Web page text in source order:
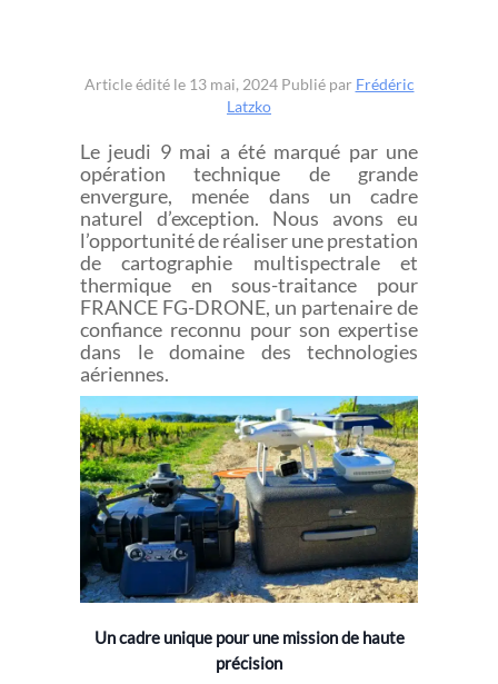
Article édité le 13 mai, 2024 Publié par Frédéric
Latzko
Le jeudi 9 mai a été marqué par une
opération technique de grande
envergure, menée dans un cadre
naturel d’exception. Nous avons eu
l’opportunité de réaliser une prestation
de cartographie multispectrale et
thermique en sous-traitance pour
FRANCE FG-DRONE, un partenaire de
confiance reconnu pour son expertise
dans le domaine des technologies
aériennes.
Un cadre unique pour une mission de haute
précision